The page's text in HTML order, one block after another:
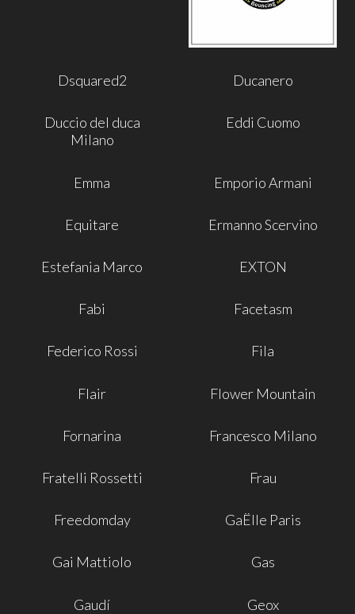
Dsquared2 Ducanero
Duccio del duca
Milano
Eddi Cuomo
Emma Emporio Armani
Equitare Ermanno Scervino
Estefania Marco EXTON
Fabi Facetasm
Federico Rossi Fila
Flair Flower Mountain
Fornarina Francesco Milano
Fratelli Rossetti Frau
Freedomday GaËlle Paris
Gai Mattiolo Gas
Gaudí Geox